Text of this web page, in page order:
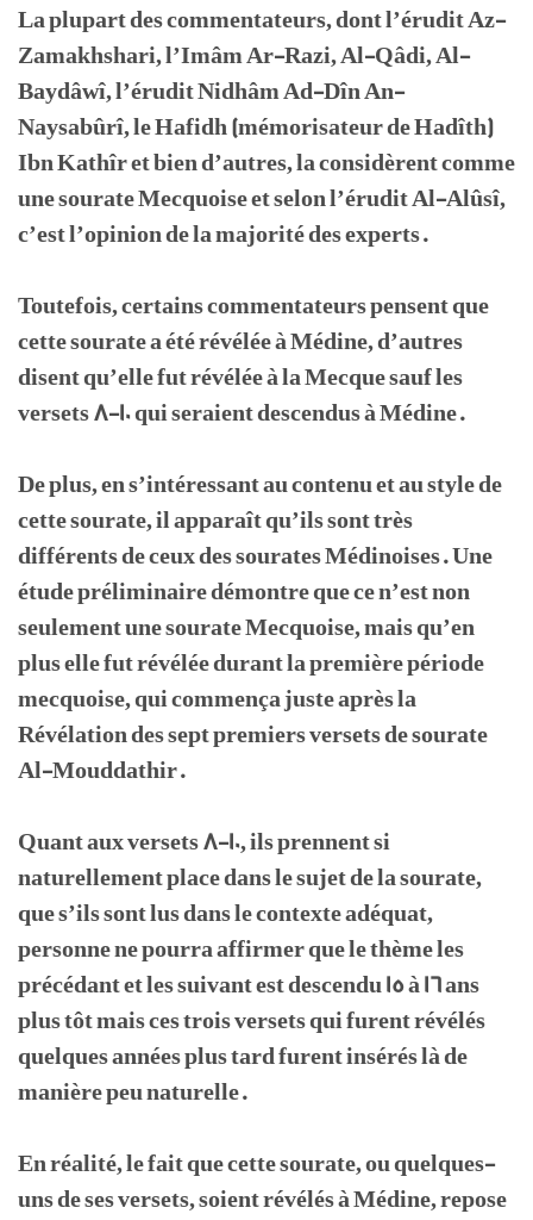
La plupart des commentateurs, dont l’érudit Az-
Zamakhshari, l’Imâm Ar-Razi, Al-Qâdi, Al-
Baydâwî, l’érudit Nidhâm Ad-Dîn An-
Naysabûrî, le Hafidh (mémorisateur de Hadîth)
Ibn Kathîr et bien d’autres, la considèrent comme
une sourate Mecquoise et selon l’érudit Al-Alûsî,
c’est l’opinion de la majorité des experts.
Toutefois, certains commentateurs pensent que
cette sourate a été révélée à Médine, d’autres
disent qu’elle fut révélée à la Mecque sauf les
versets 8-10 qui seraient descendus à Médine.
De plus, en s’intéressant au contenu et au style de
cette sourate, il apparaît qu’ils sont très
différents de ceux des sourates Médinoises. Une
étude préliminaire démontre que ce n’est non
seulement une sourate Mecquoise, mais qu’en
plus elle fut révélée durant la première période
mecquoise, qui commença juste après la
Révélation des sept premiers versets de sourate
Al-Mouddathir.
Quant aux versets 8-10, ils prennent si
naturellement place dans le sujet de la sourate,
que s’ils sont lus dans le contexte adéquat,
personne ne pourra affirmer que le thème les
précédant et les suivant est descendu 15 à 16 ans
plus tôt mais ces trois versets qui furent révélés
quelques années plus tard furent insérés là de
manière peu naturelle.
En réalité, le fait que cette sourate, ou quelques-
uns de ses versets, soient révélés à Médine, repose